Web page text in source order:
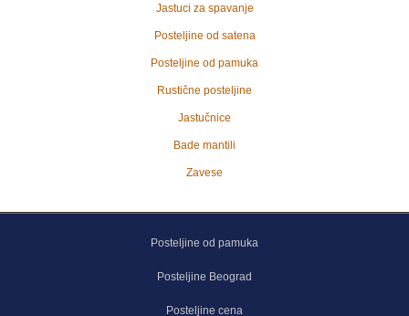
Jastuci za spavanje
Posteljine od satena
Posteljine od pamuka
Rustične posteljine
Jastučnice
Bade mantili
Zavese
Posteljine od pamuka
Posteljine Beograd
Posteljine cena